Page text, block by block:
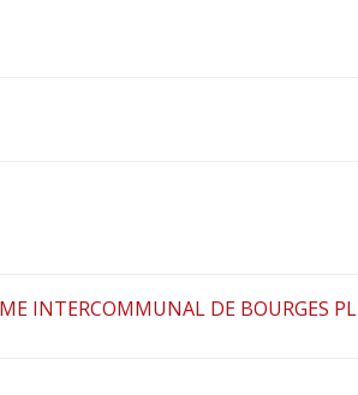
INTERCOMMUNAL DE BOURGES